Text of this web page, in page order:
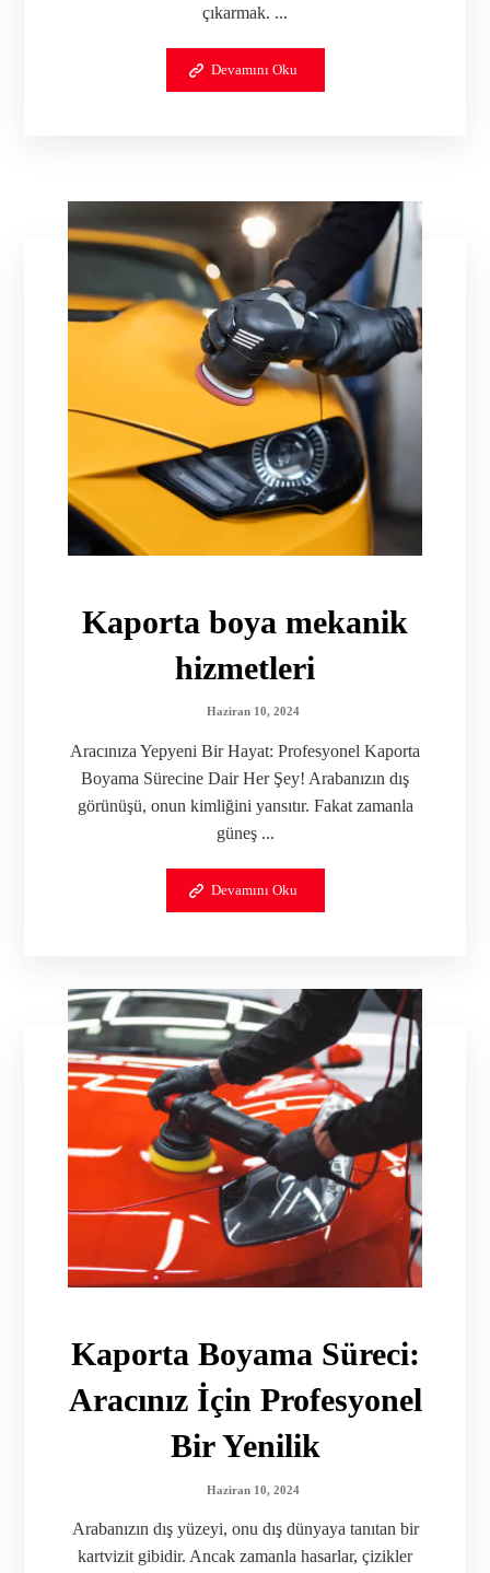
çıkarmak. ...
Devamını Oku
Kaporta boya mekanik
hizmetleri
Haziran 10, 2024
Aracınıza Yepyeni Bir Hayat: Profesyonel Kaporta
Boyama Sürecine Dair Her Şey! Arabanızın dış
görünüşü, onun kimliğini yansıtır. Fakat zamanla
güneş ...
Devamını Oku
Kaporta Boyama Süreci:
Aracınız İçin Profesyonel
Bir Yenilik
Haziran 10, 2024
Arabanızın dış yüzeyi, onu dış dünyaya tanıtan bir
kartvizit gibidir. Ancak zamanla hasarlar, çizikler